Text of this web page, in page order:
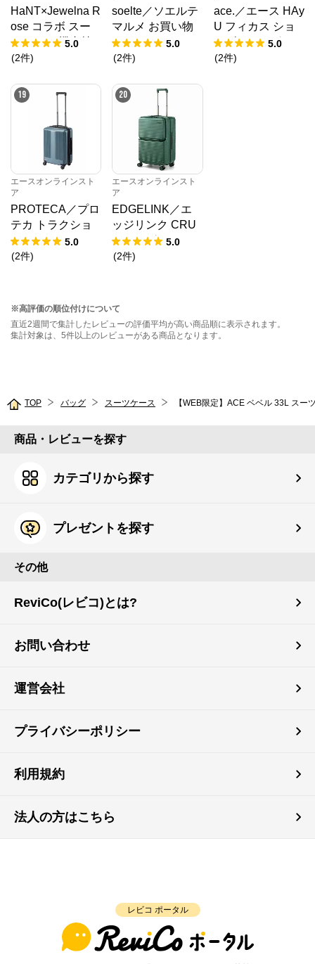
HaNT×Jewelna R
ose コラボ スー
ツケース 機内持
ち込み 06820
5.0
(2件)
soelte／ソエルテ
マルメ お買い物
キャリー 23L 359
82
5.0
(2件)
ace.／エース HAy
U フィカス ショ
ルダーバッグ 191
03
5.0
(2件)
19
エースオンラインスト
ア
PROTECA／プロ
テカ トラクショ
ン2 スーツケース
日本製 39/45L エ
5.0
(2件)
20
エースオンラインスト
ア
EDGELINK／エ
ッジリンク CRU
ZBOX グリント
スーツケース 64L
5.0
(2件)
※高評価の順位付けについて
直近2週間で集計したレビューの評価平均が高い商品順に表示されます。
集計対象は、5件以上のレビューがある商品となります。
TOP バッグ スーツケース
商品・レビューを探す
カテゴリから探す
プレゼントを探す
その他
ReviCo(レビコ)とは?
お問い合わせ
運営会社
プライバシーポリシー
利用規約
法人の方はこちら
レビコ ポータル